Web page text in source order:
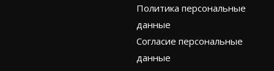
Политика персональные
данные
Согласие персональные
данные